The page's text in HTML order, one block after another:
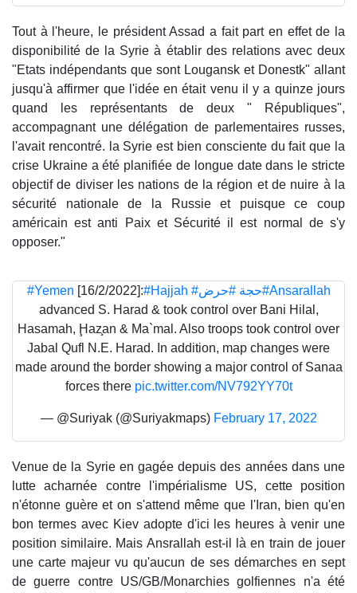
Tout à l'heure, le président Assad a fait part en effet de la
disponibilité de la Syrie à établir des relations avec deux
"Etats indépendants que sont Lougansk et Donestk" allant
jusqu'à affirmer que l'idée en était venu il y a quinze jours
quand les représentants de deux " Républiques",
accompagnant une délégation de parlementaires russes,
l'avait rencontré. la Syrie est bien consciente du fait que la
crise Ukraine a été planifiée de longue date dans le stricte
objectif de diviser les nations de la région et de nuire à la
sécurité nationale de la Russie et puisque ce coup
américain est anti Paix et Sécurité il est normal de s'y
opposer."
#Yemen [16/2/2022]:#Hajjah #حجة #حرض
#Ansarallah
advanced S. Harad & took control over Bani Hilal,
Hasamah, Ḩaz̧an & Ma`mal. Also troops took control over
Jabal Qufl N.E. Harad. In addition, map changes were
made around the border showing a major control of Sanaa
forces there pic.twitter.com/NV792YY70t
— @Suriyak (@Suriyakmaps) February 17, 2022
Venue de la Syrie en gagée depuis des années dans une
lutte acharnée contre l'impérialisme US, cette position
n'étonne guère et on s'attend même que l'Iran, bien qu'en
bon termes avec Kiev adopte d'ici les heures à venir une
position similaire. Mais Ansrallah est-il là en train de jouer
une carte majeur vu qu'aucun de ses démarches en sept
de guerre contre US/GB/Monarchies golfiennes n'a été